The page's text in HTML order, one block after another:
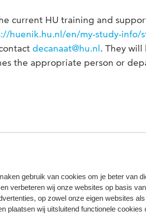
gebruik van cookies om je beter van
verbeteren wij onze websites op basis
op zowel onze eigen websites
plaatsen wij uitsluitend functionele
current HU training and
huenik.hu.nl/en/my-study-info/
decanaat@hu.nl. They will
the appropriate person or